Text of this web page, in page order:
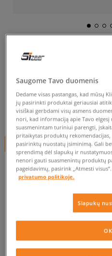
CONVERSE CHUCK TAYLOR
BREA
moterims, kedai
0.0(0)
59,95€
+ 60 tšk.SizeerClub
Prekė neprieinama
Jei prekė vėl bus sandėlyje, gausi
Pasirinkti dydį
EU dydžiai
PATIKRINK PRIEINAMUMĄ
Saugome Tavo duomenis
Dedame visas pastangas, kad mūsų
jų pasirinkti produktai geriausiai
visiškai gerbdami visų asmens
nori, kad informaciją apie Tavo
suasmenintam turiniui parengti,
pritaikytas produktų rekomendacijas,
pasirinktų nuostatų įsiminimą. Gali
sprendimą dėl slapukų ir
nenori gauti suasmenintų produktų
pageidavimų, pasirink „Atmesti
privatumo politikoje.
Slapukų
OK